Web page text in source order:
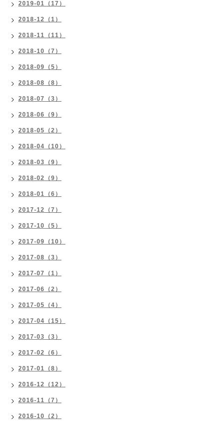
2019-01（17）
2018-12（1）
2018-11（11）
2018-10（7）
2018-09（5）
2018-08（8）
2018-07（3）
2018-06（9）
2018-05（2）
2018-04（10）
2018-03（9）
2018-02（9）
2018-01（6）
2017-12（7）
2017-10（5）
2017-09（10）
2017-08（3）
2017-07（1）
2017-06（2）
2017-05（4）
2017-04（15）
2017-03（3）
2017-02（6）
2017-01（8）
2016-12（12）
2016-11（7）
2016-10（2）